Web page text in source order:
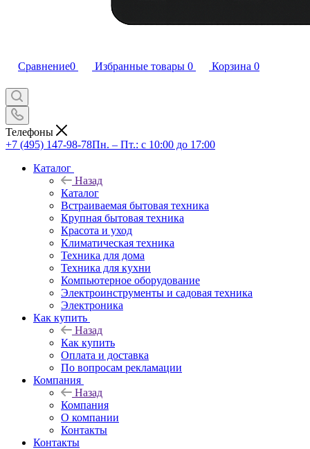
Сравнение0 Избранные товары 0 Корзина 0
Телефоны
+7 (495) 147-98-78Пн. – Пт.: с 10:00 до 17:00
Каталог
Назад
Каталог
Встраиваемая бытовая техника
Крупная бытовая техника
Красота и уход
Климатическая техника
Техника для дома
Техника для кухни
Компьютерное оборудование
Электроинструменты и садовая техника
Электроника
Как купить
Назад
Как купить
Оплата и доставка
По вопросам рекламации
Компания
Назад
Компания
О компании
Контакты
Контакты